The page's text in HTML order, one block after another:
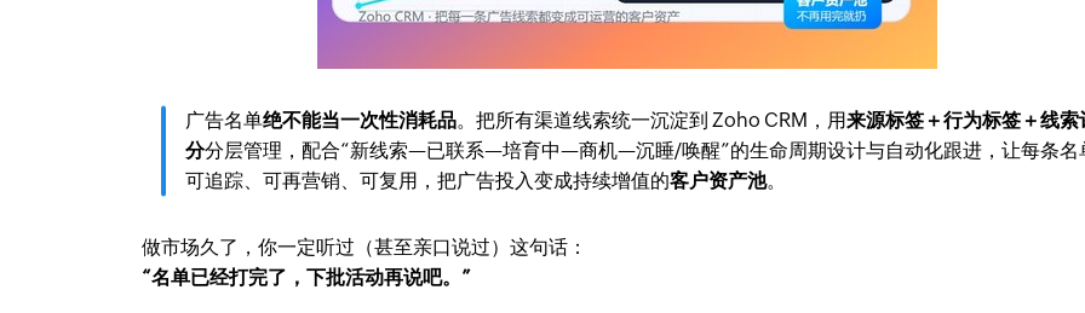
广告名单绝不能当一次性消耗品。把所有渠道线索统一沉淀到 Zoho CRM，用来源标签＋行为标签＋线索
分分层管理，配合“新线索—已联系—培育中—商机—沉睡/唤醒”的生命周期设计与自动化跟进，让每条名
可追踪、可再营销、可复用，把广告投入变成持续增值的客户资产池。
做市场久了，你一定听过（甚至亲口说过）这句话：
“名单已经打完了，下批活动再说吧。”